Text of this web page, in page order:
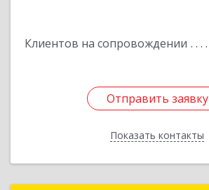
Клиентов на сопровождении
Отправить заявку
Показать контакты
Отправить заявку
Назад